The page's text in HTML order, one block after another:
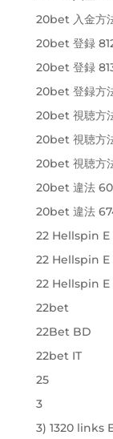
20bet 入金方
20bet 登録
20bet 登録
20bet 登録方
20bet 視聴方
20bet 視聴方
20bet 視聴方
20bet 違法 60
20bet 違法
22 Hellspin E
22 Hellspin
22 Hellspin
22bet
22Bet BD
22bet IT
25
3
3) 1320 links